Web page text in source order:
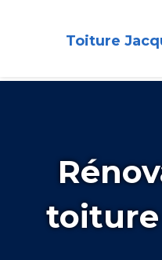
Toiture
toiture